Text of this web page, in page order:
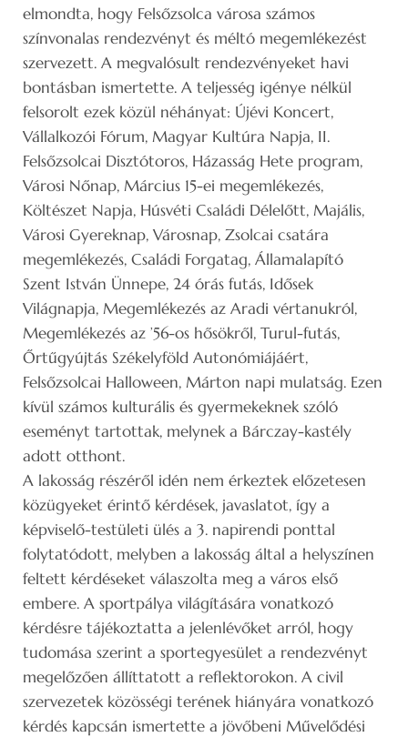
elmondta, hogy Felsőzsolca városa számos
színvonalas rendezvényt és méltó megemlékezést
szervezett. A megvalósult rendezvényeket havi
bontásban ismertette. A teljesség igénye nélkül
felsorolt ezek közül néhányat: Újévi Koncert,
Vállalkozói Fórum, Magyar Kultúra Napja, II.
Felsőzsolcai Disztótoros, Házasság Hete program,
Városi Nőnap, Március 15-ei megemlékezés,
Költészet Napja, Húsvéti Családi Délelőtt, Majális,
Városi Gyereknap, Városnap, Zsolcai csatára
megemlékezés, Családi Forgatag, Államalapító
Szent István Ünnepe, 24 órás futás, Idősek
Világnapja, Megemlékezés az Aradi vértanukról,
Megemlékezés az ’56-os hősökről, Turul-futás,
Őrtűgyújtás Székelyföld Autonómiájáért,
Felsőzsolcai Halloween, Márton napi mulatság. Ezen
kívül számos kulturális és gyermekeknek szóló
eseményt tartottak, melynek a Bárczay-kastély
adott otthont.
A lakosság részéről idén nem érkeztek előzetesen
közügyeket érintő kérdések, javaslatot, így a
képviselő-testületi ülés a 3. napirendi ponttal
folytatódott, melyben a lakosság által a helyszínen
feltett kérdéseket válaszolta meg a város első
embere. A sportpálya világítására vonatkozó
kérdésre tájékoztatta a jelenlévőket arról, hogy
tudomása szerint a sportegyesület a rendezvényt
megelőzően állíttatott a reflektorokon. A civil
szervezetek közösségi terének hiányára vonatkozó
kérdés kapcsán ismertette a jövőbeni Művelődési